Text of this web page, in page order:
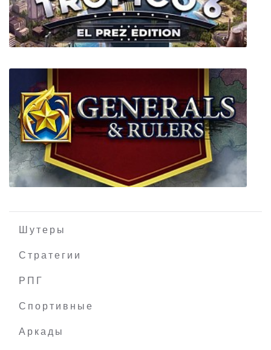
We Are Football
Шутеры
Стратегии
РПГ
Спортивные
Аркады